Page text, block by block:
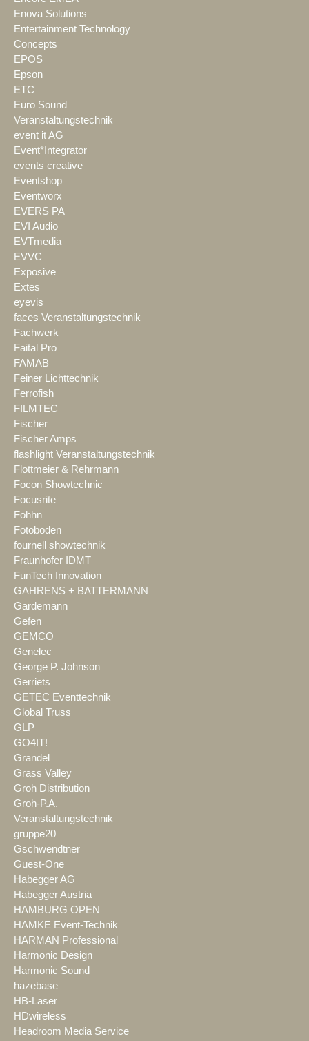
Enova Solutions
Entertainment Technology
Concepts
EPOS
Epson
ETC
Euro Sound
Veranstaltungstechnik
event it AG
Event*Integrator
events creative
Eventshop
Eventworx
EVERS PA
EVI Audio
EVTmedia
EVVC
Exposive
Extes
eyevis
faces Veranstaltungstechnik
Fachwerk
Faital Pro
FAMAB
Feiner Lichttechnik
Ferrofish
FILMTEC
Fischer
Fischer Amps
flashlight Veranstaltungstechnik
Flottmeier & Rehrmann
Focon Showtechnic
Focusrite
Fohhn
Fotoboden
fournell showtechnik
Fraunhofer IDMT
FunTech Innovation
GAHRENS + BATTERMANN
Gardemann
Gefen
GEMCO
Genelec
George P. Johnson
Gerriets
GETEC Eventtechnik
Global Truss
GLP
GO4IT!
Grandel
Grass Valley
Groh Distribution
Groh-P.A.
Veranstaltungstechnik
gruppe20
Gschwendtner
Guest-One
Habegger AG
Habegger Austria
HAMBURG OPEN
HAMKE Event-Technik
HARMAN Professional
Harmonic Design
Harmonic Sound
hazebase
HB-Laser
HDwireless
Headroom Media Service